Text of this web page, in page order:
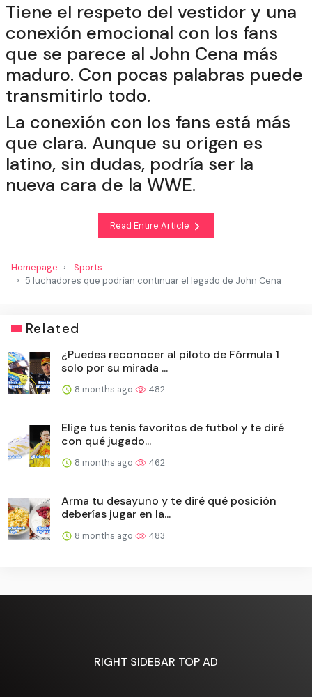
Tiene el respeto del vestidor y una
conexión emocional con los fans
que se parece al John Cena más
maduro. Con pocas palabras puede
transmitirlo todo.
La conexión con los fans está más
que clara. Aunque su origen es
latino, sin dudas, podría ser la
nueva cara de la WWE.
Read Entire Article
Homepage
Sports
5 luchadores que podrían continuar el legado de John Cena
Related
¿Puedes reconocer al piloto de Fórmula 1
solo por su mirada ...
8 months ago 482
Elige tus tenis favoritos de futbol y te diré
con qué jugado...
8 months ago 462
Arma tu desayuno y te diré qué posición
deberías jugar en la...
8 months ago 483
RIGHT SIDEBAR TOP AD